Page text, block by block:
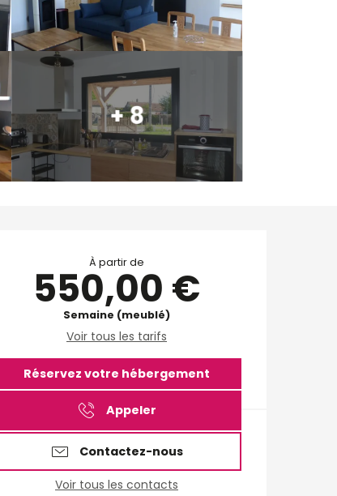
+ 8
et
À partir de
550,00 €
Semaine (meublé)
Voir tous les tarifs
Réservez votre hébergement
Appeler
Contactez-nous
Voir tous les contacts